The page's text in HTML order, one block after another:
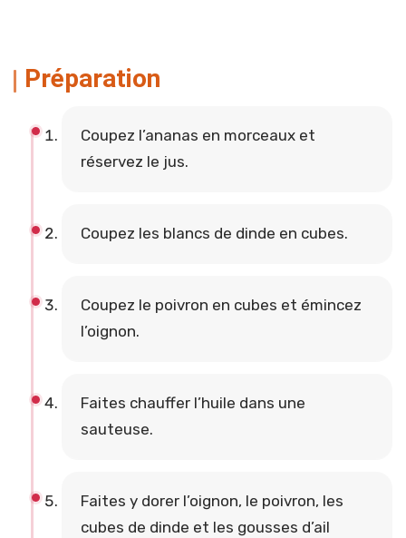
Préparation
Coupez l’ananas en morceaux et
réservez le jus.
Coupez les blancs de dinde en cubes.
Coupez le poivron en cubes et émincez
l’oignon.
Faites chauffer l’huile dans une
sauteuse.
Faites y dorer l’oignon, le poivron, les
cubes de dinde et les gousses d’ail